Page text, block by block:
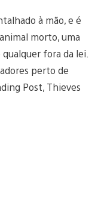
à mão, e é
morto, uma
fora da lei.
perto de
Post, Thieves